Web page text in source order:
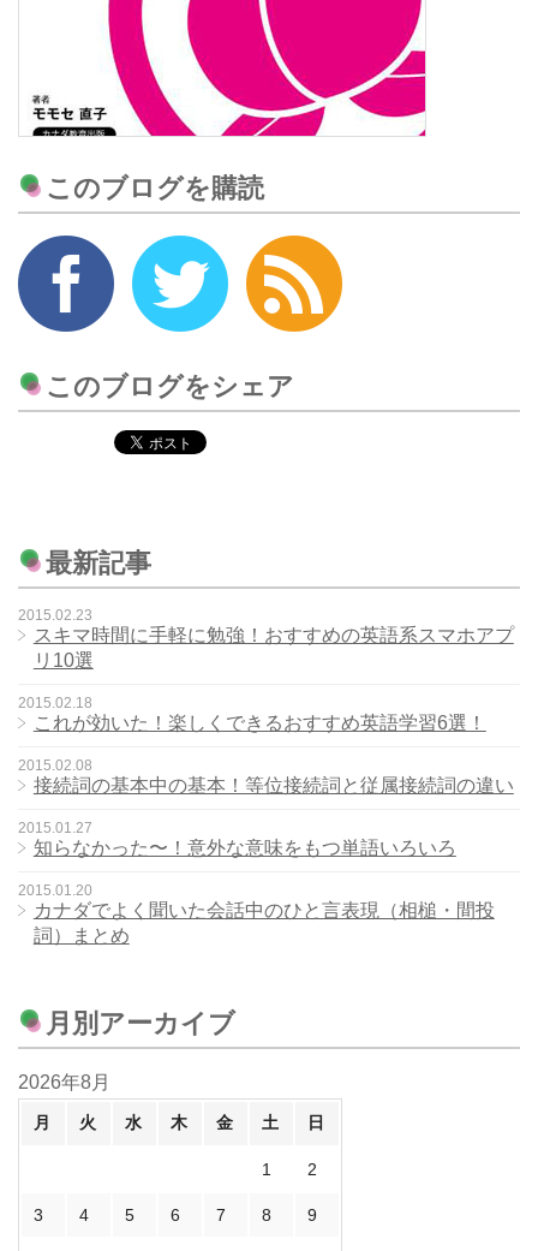
このブログを購読
このブログをシェア
最新記事
2015.02.23
スキマ時間に手軽に勉強！おすすめの英語系スマホアプ
リ10選
2015.02.18
これが効いた！楽しくできるおすすめ英語学習6選！
2015.02.08
接続詞の基本中の基本！等位接続詞と従属接続詞の違い
2015.01.27
知らなかった〜！意外な意味をもつ単語いろいろ
2015.01.20
カナダでよく聞いた会話中のひと言表現（相槌・間投
詞）まとめ
月別アーカイブ
2026年8月
月 火 水 木 金 土 日
1 2
3 4 5 6 7 8 9